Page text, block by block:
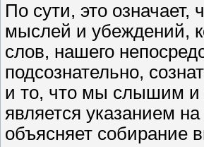
По сути, это
мыслей и убеждений,
слов, нашего
подсознательно,
и то, что мы слышим и
является указанием
объясняет собирание